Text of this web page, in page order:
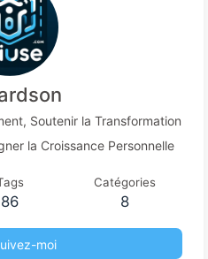
Soutenir la Transformation
la Croissance Personnelle
86
Catégories
8
moi